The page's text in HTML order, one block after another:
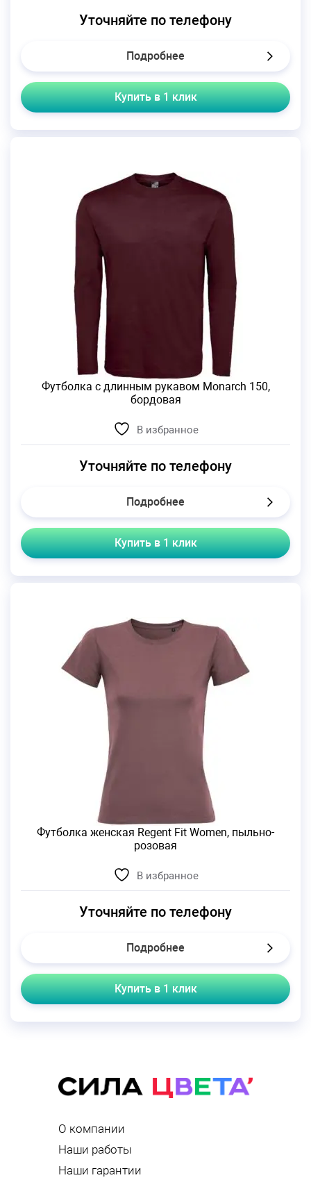
Уточняйте по телефону
Подробнее
Купить в 1 клик
Футболка с длинным рукавом Monarch 150,
бордовая
В избранное
Уточняйте по телефону
Подробнее
Купить в 1 клик
Футболка женская Regent Fit Women, пыльно-
розовая
В избранное
Уточняйте по телефону
Подробнее
Купить в 1 клик
О компании
Наши работы
Наши гарантии